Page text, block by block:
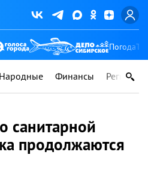
Погода
Народные Финансы Регионы
санитарной
продолжаются